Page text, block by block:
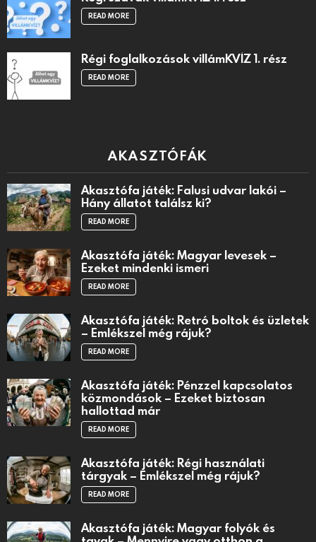
READ MORE
Régi foglalkozások villámKVÍZ 1. rész
READ MORE
AKASZTÓFÁK
Akasztófa játék: Falusi udvar lakói –
Hány állatot találsz ki?
READ MORE
Akasztófa játék: Magyar levesek –
Ezeket mindenki ismeri
READ MORE
Akasztófa játék: Retró boltok és üzletek
– Emlékszel még rájuk?
READ MORE
Akasztófa játék: Pénzzel kapcsolatos
közmondások – Ezeket biztosan
hallottad már
READ MORE
Akasztófa játék: Régi használati
tárgyak – Emlékszel még rájuk?
READ MORE
Akasztófa játék: Magyar folyók és